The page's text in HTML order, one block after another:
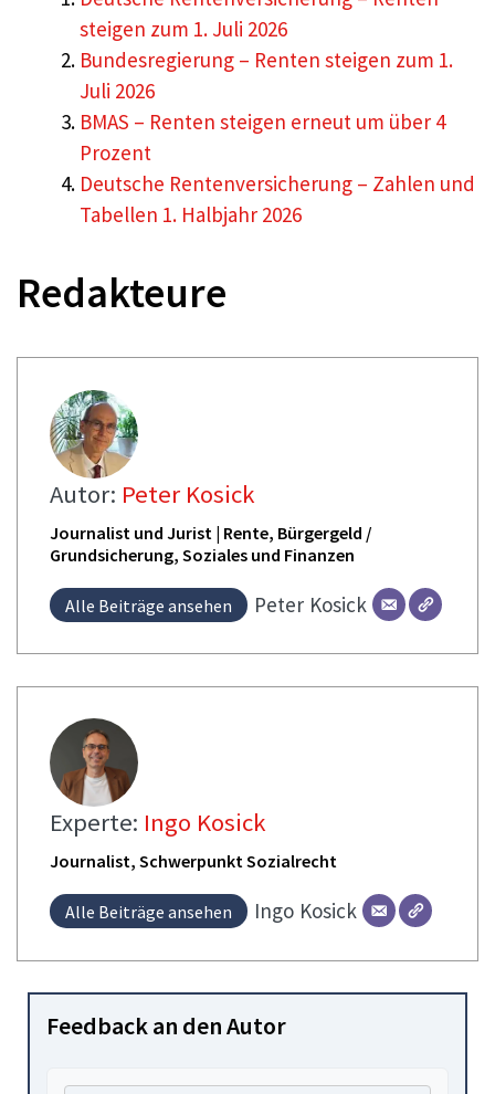
steigen zum 1. Juli 2026
Bundesregierung – Renten steigen zum 1.
Juli 2026
BMAS – Renten steigen erneut um über 4
Prozent
Deutsche Rentenversicherung – Zahlen und
Tabellen 1. Halbjahr 2026
Redakteure
Autor: Peter Kosick
Journalist und Jurist | Rente, Bürgergeld /
Grundsicherung, Soziales und Finanzen
Alle Beiträge ansehen Peter Kosick
Experte: Ingo Kosick
Journalist, Schwerpunkt Sozialrecht
Alle Beiträge ansehen Ingo Kosick
Feedback an den Autor